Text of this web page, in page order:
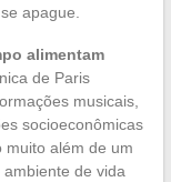
apague.
alimentam
de Paris
musicais,
socioeconômicas
muito além de um
de vida